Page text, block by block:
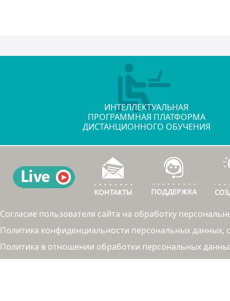
ИНТЕЛЛЕКТУАЛЬНАЯ
ПРОГРАММНАЯ ПЛАТФОРМА
ДИСТАНЦИОННОГО ОБУЧЕНИЯ
Согласие пользователя сайта на обработку
Политика конфиденциальности персональных
Политика в отношении обработки персональных